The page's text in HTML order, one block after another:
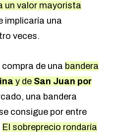
un valor mayorista
implicaría una
veces.
de una bandera
y de San Juan por
una bandera
consigue por entre
El sobreprecio rondaría